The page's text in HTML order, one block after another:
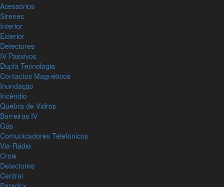
Acessórios
Sirenes
Interior
Exterior
Detectores
IV Passivos
Dupla Tecnologia
Contactos Magnéticos
Inundação
Incêndio
Quebra de Vidros
Barreiras IV
Gás
Comunicadores Telefónicos
Via-Rádio
Crow
Detectores
Central